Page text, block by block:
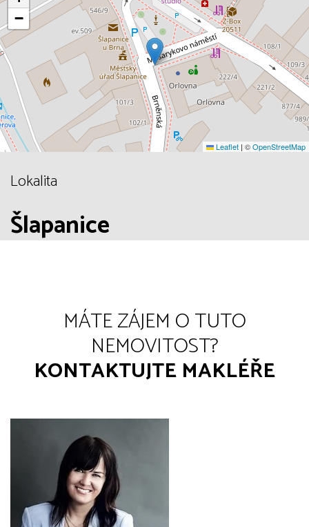
−
Leaflet | ©OpenStreetMap
Lokalita
Šlapanice
MÁTE ZÁJEM O TUTO
NEMOVITOST?
KONTAKTUJTE MAKLÉŘE